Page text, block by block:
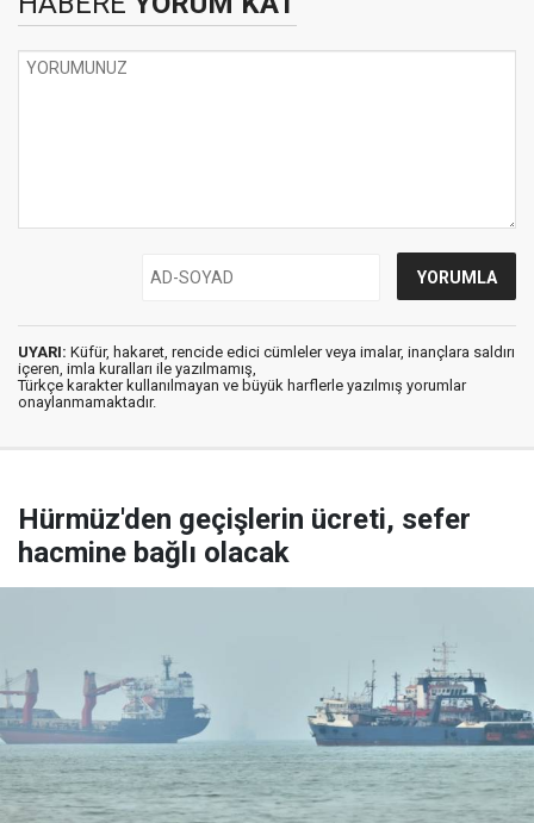
UYARI: Küfür, hakaret, rencide edici cümleler veya imalar, inançlara saldırı
içeren, imla kuralları ile yazılmamış,
Türkçe karakter kullanılmayan ve büyük harflerle yazılmış yorumlar
onaylanmamaktadır.
Hürmüz'den geçişlerin ücreti, sefer
hacmine bağlı olacak